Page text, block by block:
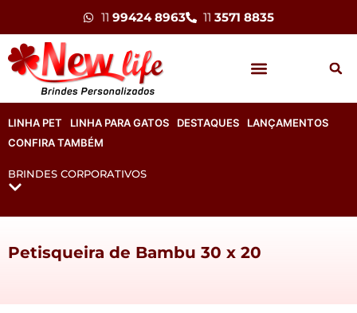
11 99424 8963 11 3571 8835
LINHA PET LINHA PARA GATOS DESTAQUES
LANÇAMENTOS
CONFIRA TAMBÉM
BRINDES CORPORATIVOS
Petisqueira de Bambu 30 x 20